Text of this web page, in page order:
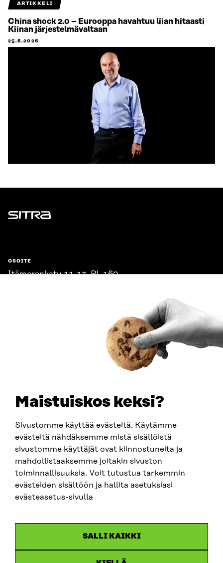
Maistuiskos keksi?
Sivustomme käyttää evästeitä. Käytämme
evästeitä nähdäksemme mistä sisällöistä
sivustomme käyttäjät ovat kiinnostuneita ja
mahdollistaaksemme joitakin sivuston
toiminnallisuuksia. Voit tutustua tarkemmin
evästeiden sisältöön ja hallita asetuksiasi
evästeasetus-sivulla
SALLI KAIKKI
ARTIKKELI
China shock 2.0 – Eurooppa havahtuu liian hitaasti
Kiinan järjestelmävaltaan
25.6.2026
Sitra
OSOITE
Itämerenkatu 11-13, PL 160,
SITRA SOSIAALISESSA MEDIASSA
LinkedIn
Instagram
YouTube